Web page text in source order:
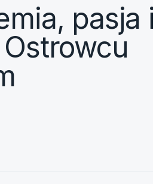
pasja i